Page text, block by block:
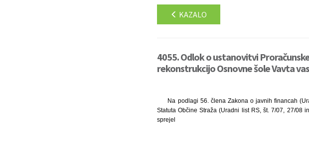
KAZALO
4055. Odlok o ustanovitvi
rekonstrukcijo Osnovne šole Vavta
Na podlagi 56. člena Zakona o javnih financah
Statuta Občine Straža (Uradni list RS, št. 7/07, 27/08
sprejel